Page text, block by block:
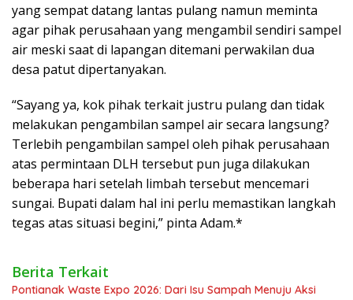
yang sempat datang lantas pulang namun meminta
agar pihak perusahaan yang mengambil sendiri sampel
air meski saat di lapangan ditemani perwakilan dua
desa patut dipertanyakan.
“Sayang ya, kok pihak terkait justru pulang dan tidak
melakukan pengambilan sampel air secara langsung?
Terlebih pengambilan sampel oleh pihak perusahaan
atas permintaan DLH tersebut pun juga dilakukan
beberapa hari setelah limbah tersebut mencemari
sungai. Bupati dalam hal ini perlu memastikan langkah
tegas atas situasi begini,” pinta Adam.*
Berita Terkait
Pontianak Waste Expo 2026: Dari Isu Sampah Menuju Aksi